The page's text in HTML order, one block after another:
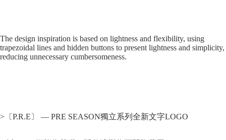
The design inspiration is based on lightness and flexibility, using
trapezoidal lines and hidden buttons to present lightness and simplicity,
reducing unnecessary cumbersomeness.
>〔P.R.E〕 — PRE SEASON獨立系列全新文字LOGO